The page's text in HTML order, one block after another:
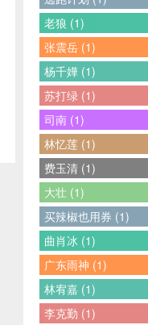
老狼 (1)
张震岳 (1)
杨千嬅 (1)
苏打绿 (1)
司南 (1)
林忆莲 (1)
费玉清 (1)
大壮 (1)
买辣椒也用券 (1)
曲肖冰 (1)
广东雨神 (1)
林宥嘉 (1)
李克勤 (1)